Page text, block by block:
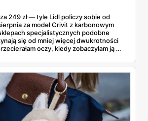
249 zł — tyle Lidl policzy sobie od
za model Crivit z karbonowym
specjalistycznych podobne
się od mniej więcej dwukrotności
oczy, kiedy zobaczyłam ją w
sport w Polsce: kortów przybywa
jeszcze szybciej. Sprawdziłam, co
za te pieniądze i komu taka rakieta